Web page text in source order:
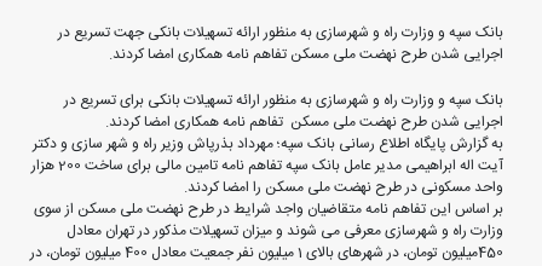
بانک سپه و وزارت راه و شهرسازی به منظور ارائه تسهیلات بانکی جهت تسریع در
اجرایی شدن طرح نهضت ملی مسکن تفاهم نامه همکاری امضا کردند.
بانک سپه و وزارت راه و شهرسازی به منظور ارائه تسهیلات بانکی برای تسریع در
اجرایی شدن طرح نهضت ملی مسکن تفاهم نامه همکاری امضا کردند.
به گزارش پایگاه اطلاع رسانی بانک سپه؛ مهرداد بذرپاش وزیر راه و شهر سازی و دکتر
آیت اله ابراهیمی مدیر عامل بانک سپه تفاهم نامه تامین مالی برای ساخت 200 هزار
واحد مسکونی در طرح نهضت ملی مسکن را امضا کردند.
بر اساس این تفاهم نامه متقاضیان واجد شرایط در طرح نهضت ملی مسکن از سوی
وزارت راه و شهرسازی معرفی می شوند و میزان تسهیلات مذکور در تهران معادل
450میلیون تومان، در شهرهای بالای 1 میلیون نفر جمعیت معادل 400 میلیون تومان، در